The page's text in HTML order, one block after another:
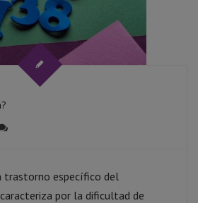
trastorno específico del
por la dificultad de